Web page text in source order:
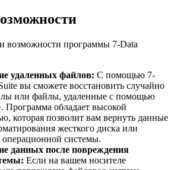
возможности программы 7-Data
удаленных файлов: С помощью 7-
вы сможете восстановить случайно
или файлы, удаленные с помощью
Программа обладает высокой
которая позволит вам вернуть данные
жесткого диска или
операционной системы.
данных после повреждения
Если на вашем носителе